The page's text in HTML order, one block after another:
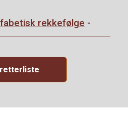
rekkefølge -